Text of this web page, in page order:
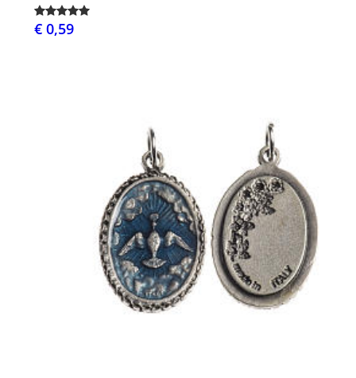
€ 0,59